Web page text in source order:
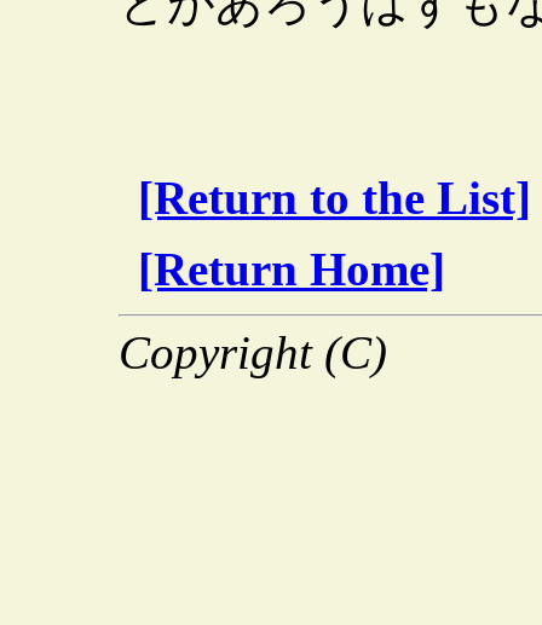
[Return to the List]
[Return Home]
Copyright (C)